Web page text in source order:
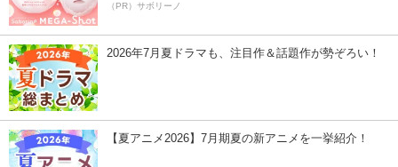
（PR）サボリーノ
2026年7月夏ドラマも、注目作＆話題作が勢ぞろい！
【夏アニメ2026】7月期夏の新アニメを一挙紹介！